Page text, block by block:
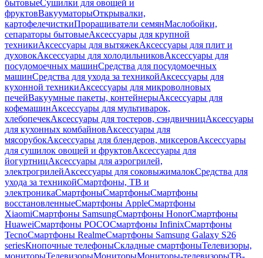
бытовыеСушилки для овощей и
фруктовВакууматорыОткрывалки,
картофелечисткиПроращиватели семянМаслобойки,
сепараторы бытовыеАксессуары для крупной
техникиАксессуары для вытяжекАксессуары для плит и
духовокАксессуары для холодильниковАксессуары для
посудомоечных машинСредства для посудомоечных
машинСредства для ухода за техникойАксессуары для
кухонной техникиАксессуары для микроволновых
печейВакуумные пакеты, контейнерыАксессуары для
кофемашинАксессуары для мультиварок,
хлебопечекАксессуары для тостеров, сэндвичницАксессуары
для кухонных комбайновАксессуары для
мясорубокАксессуары для блендеров, миксеровАксессуары
для сушилок овощей и фруктовАксессуары для
йогуртницАксессуары для аэрогрилей,
электрогрилейАксессуары для соковыжималокСредства для
ухода за техникойСмартфоны, ТВ и
электроникаСмартфоныСмартфоныСмартфоны
восстановленныеСмартфоны AppleСмартфоны
XiaomiСмартфоны SamsungСмартфоны HonorСмартфоны
HuaweiСмартфоны POCOСмартфоны InfinixСмартфоны
TecnoСмартфоны RealmeСмартфоны Samsung Galaxy S26
seriesКнопочные телефоныСкладные смартфоныТелевизоры,
мониторыТелевизорыМониторыМониторы-телевизорыТВ-